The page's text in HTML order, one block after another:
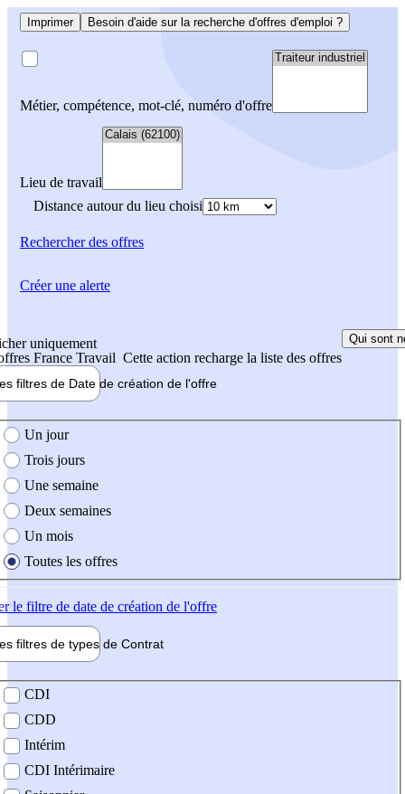
Imprimer Besoin d'aide sur la recherche d'offres d'emploi ?
Métier, compétence, mot-clé, numéro d'offre
Lieu de travail
Distance autour du lieu choisi
Rechercherdes offres
uniquement
France Travail Cette action recharge la liste des offres
Qui sont
filtres de Date de création de l'offre
création de l'offre
Un jour
Trois jours
Une semaine
Deux semaines
Un mois
Toutes les offres
le filtre de date de création de l'offre
filtres de types de Contrat
contrat
CDI
CDD
Intérim
CDI Intérimaire
Créer une alerte